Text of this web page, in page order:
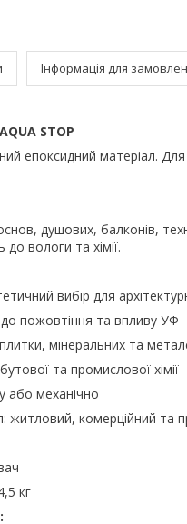
Інформація для
STOP
епоксидний матеріал.
душових, балконів,
до вологи та хімії.
вибір для
до пожовтіння та впливу УФ
мінеральних та
та промислової хімії
або механічно
житловий, комерційний та
кг